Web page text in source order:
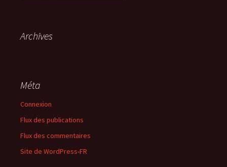
Archives
Méta
Connexion
Flux des publications
Flux des commentaires
Site de WordPress-FR